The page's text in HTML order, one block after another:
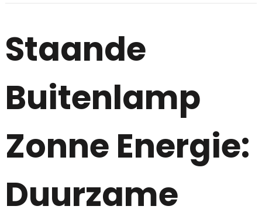
Staande
Buitenlamp
Zonne Energie:
Duurzame